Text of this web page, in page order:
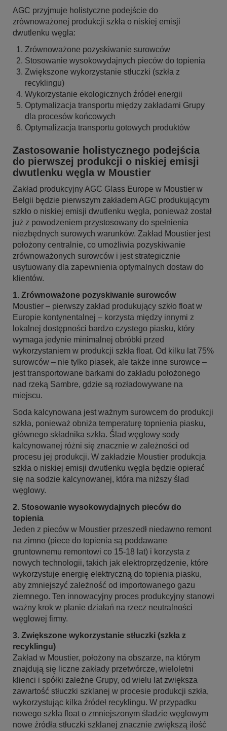
AGC przyjmuje holistyczne podejście do
zrównoważonej produkcji szkła o niskiej emisji
dwutlenku węgla:
Zrównoważone pozyskiwanie surowców
Stosowanie wysokowydajnych pieców do topienia
Zwiększone wykorzystanie stłuczki (szkła z
recyklingu)
Wykorzystanie ekologicznych źródeł energii
Optymalizacja transportu między zakładami Grupy
dla procesów końcowych
Optymalizacja transportu gotowych produktów
Zastosowanie holistycznego podejścia
do pierwszej produkcji o niskiej emisji
dwutlenku węgla w Moustier
Zakład produkcyjny AGC Glass Europe w Moustier w
Belgii będzie pierwszym zakładem AGC produkującym
szkło o niskiej emisji dwutlenku węgla, ponieważ został
już z powodzeniem przystosowany do spełnienia
niezbędnych surowych warunków. Zakład Moustier jest
położony centralnie, co umożliwia pozyskiwanie
zrównoważonych surowców i jest strategicznie
usytuowany dla zapewnienia optymalnych dostaw do
klientów.
1. Zrównoważone pozyskiwanie surowców
Moustier – pierwszy zakład produkujący szkło float w
Europie kontynentalnej – korzysta między innymi z
lokalnej dostępności bardzo czystego piasku, który
wymaga jedynie minimalnej obróbki przed
wykorzystaniem w produkcji szkła float. Od kilku lat 75%
surowców – nie tylko piasek, ale także inne surowce –
jest transportowane barkami do zakładu położonego
nad rzeką Sambre, gdzie są rozładowywane na
miejscu.
Soda kalcynowana jest ważnym surowcem do produkcji
szkła, ponieważ obniża temperaturę topnienia piasku,
głównego składnika szkła. Ślad węglowy sody
kalcynowanej różni się znacznie w zależności od
procesu jej produkcji. W zakładzie Moustier produkcja
szkła o niskiej emisji dwutlenku węgla będzie opierać
się na sodzie kalcynowanej, która ma niższy ślad
węglowy.
2. Stosowanie wysokowydajnych pieców do
topienia
Jeden z pieców w Moustier przeszedł niedawno remont
na zimno (piece do topienia są poddawane
gruntownemu remontowi co 15-18 lat) i korzysta z
nowych technologii, takich jak elektroprzędzenie, które
wykorzystuje energię elektryczną do topienia piasku,
aby zmniejszyć zależność od importowanego gazu
ziemnego. Ten innowacyjny proces produkcyjny stanowi
ważny krok w planie działań na rzecz neutralności
węglowej firmy.
3. Zwiększone wykorzystanie stłuczki (szkła z
recyklingu)
Zakład w Moustier, położony na obszarze, na którym
znajdują się liczne zakłady przetwórcze, wieloletni
klienci i spółki zależne Grupy, od wielu lat zwiększa
zawartość stłuczki szklanej w procesie produkcji szkła,
wykorzystując kilka źródeł recyklingu. W przypadku
nowego szkła float o zmniejszonym śladzie węglowym
nowe źródła stłuczki szklanej znacznie zwiększą ilość